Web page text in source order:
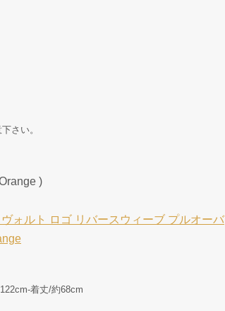
さい。
)
ォルト ロゴ リバースウィーブ プルオーバ
着丈/約68cm